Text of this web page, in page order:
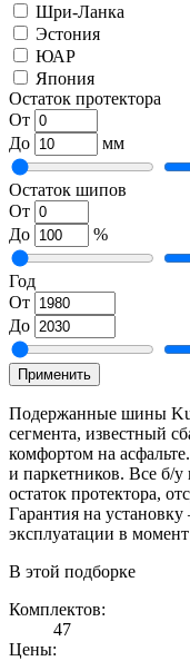
Шри-Ланка
Эстония
ЮАР
Япония
Остаток протектора
От
До
мм
Остаток шипов
От
До
%
Год
От
До
Применить
Подержанные шины
сегмента, известный
комфортом на
и паркетников. Все б/
остаток протектора,
Гарантия на
эксплуатации в
В этой подборке
Комплектов:
47
Цены: